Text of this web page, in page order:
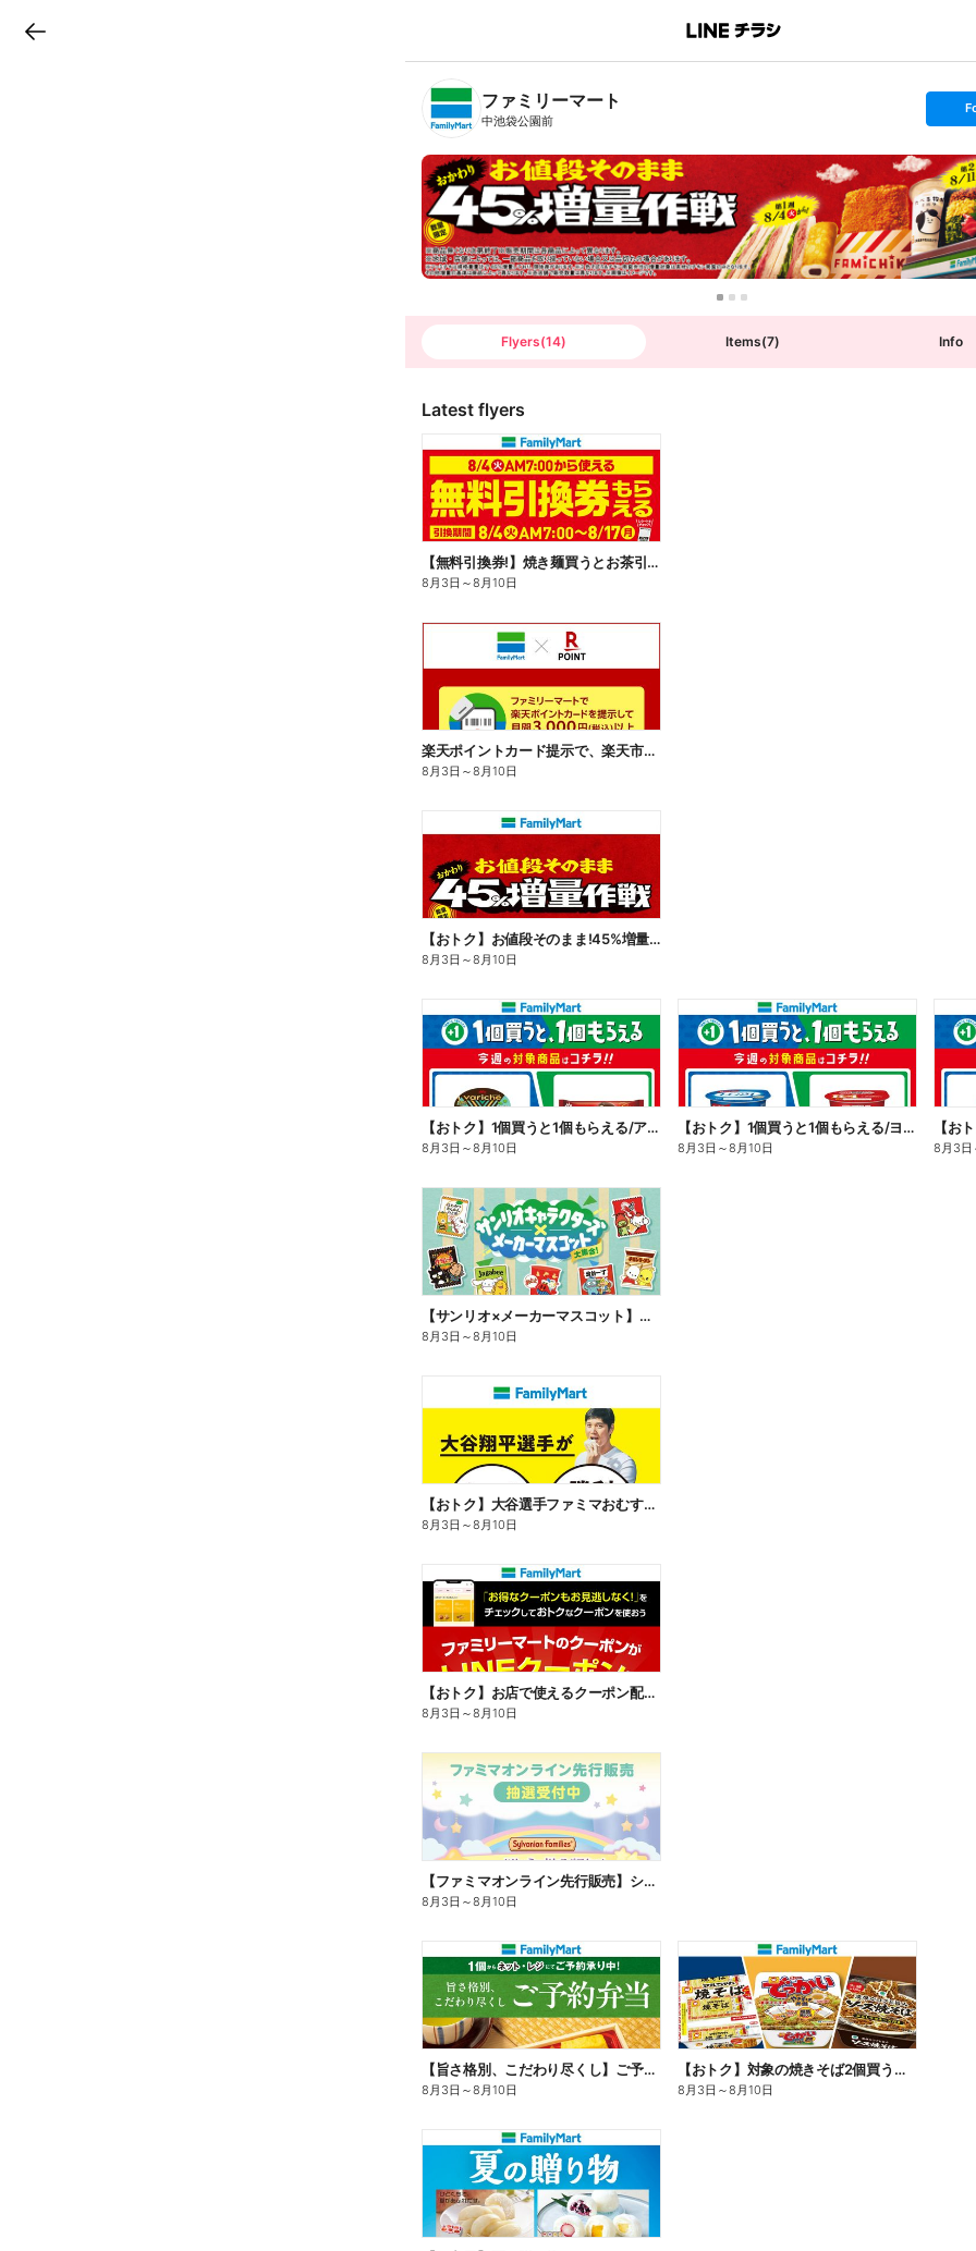
B
n
T
ファミリーマート
中池袋公園前
s
t
o
l
l
o
w
Flyers(14) Items(7) Info
Latest flyers
【無料引換券!】焼き麺買うとお茶引換券貰える!
8月3日 ～8月10日
楽天ポイントカード提示で、楽天市場でのお買い物がおトクに!
8月3日 ～8月10日
【おトク】お値段そのまま!45%増量作戦!
8月3日 ～8月10日
【おトク】1個買うと1個もらえる/アイス
8月3日 ～8月10日
【おトク】1個買うと1個もらえる/ヨーグルト
8月3日 ～8月10日
【お
8月3日
【サンリオ×メーカーマスコット】オリジナルグッズ貰える!
8月3日 ～8月10日
【おトク】大谷選手ファミマおむすび割
8月3日 ～8月10日
【おトク】お店で使えるクーポン配信中
8月3日 ～8月10日
【ファミマオンライン先行販売】シルバニアファミリー
8月3日 ～8月10日
【旨さ格別、こだわり尽くし】ご予約弁当
8月3日 ～8月10日
【おトク】対象の焼きそば2個買うと100円引き!
8月3日 ～8月10日